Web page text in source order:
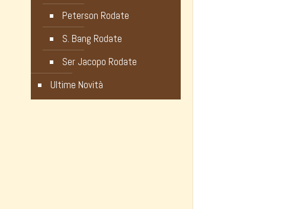
Peterson Rodate
S. Bang Rodate
Ser Jacopo Rodate
Ultime Novità